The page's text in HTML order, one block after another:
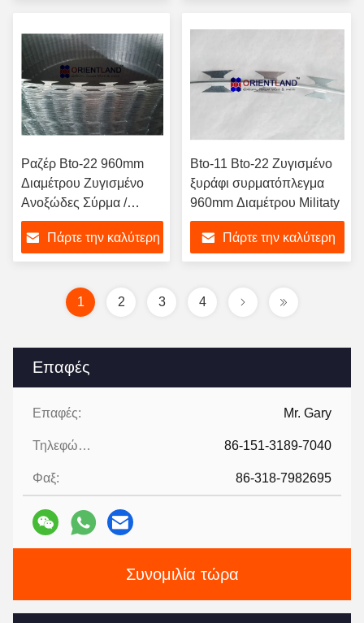
Επαφές
Επαφές: Mr. Gary
Τηλεφώνημα: 86-151-3189-7040
Φαξ: 86-318-7982695
Συνομιλία τώρα
Ραζέρ Bto-22 960mm
Διαμέτρου Ζυγισμένο
Ανοξώδες Σύρμα /
Constantino Razor Wire
Πάρτε την καλύτερη
Bto-11 Bto-22 Ζυγισμένο
ξυράφι συρματόπλεγμα
960mm Διαμέτρου Militaty
Πάρτε την καλύτερη
1 2 3 4